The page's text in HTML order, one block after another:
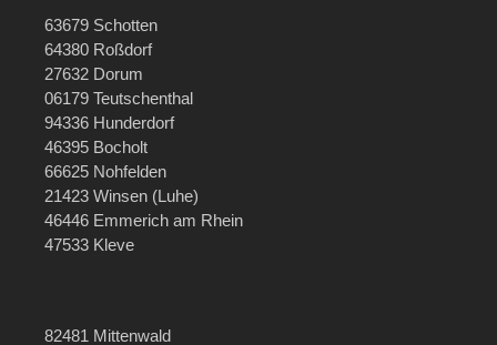
63679 Schotten
64380 Roßdorf
27632 Dorum
06179 Teutschenthal
94336 Hunderdorf
46395 Bocholt
66625 Nohfelden
21423 Winsen (Luhe)
46446 Emmerich am Rhein
47533 Kleve
82481 Mittenwald